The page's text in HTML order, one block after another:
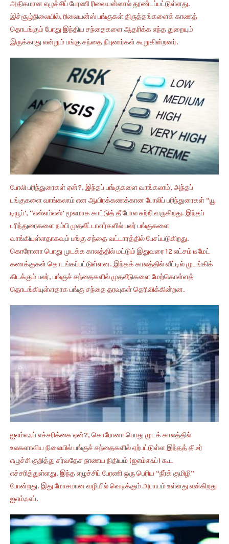
அதிகமான எழுச்சிப் பேரணி ரிலையன்ஸால் தூண்டப்பட்டுள்ளது.
இச்சூழ்நிலையில், ரிலையன்ஸ் பங்குகள் திருத்தங்களைக் காணத்
தொடங்கும் போது இந்திய சந்தைகளை ஆதரிக்க எந்த துறையும்
இருக்காது என்றும் பங்கு சந்தை நிபுணர்கள் கூறுகின்றனர்.
போலி பரிந்துரைகள் ஏன்?, இந்தப் பங்குகளை வாங்கலாம், அந்தப்
பங்குகளை வாங்கலாம் என ஆயிரக்கணக்கான போலிப் பரிந்துரைகள் “யூ
டியூப்’, “எஸ்எம்எஸ்’ மூலமாக காட்டுத் தீ போல சுற்றி வருகிறது. இந்தப்
பரிந்துரைகளை நம்பி முதலீட்டாளர்களில் பலர் பங்குகளை
வாங்கியுள்ளதாகவும் பங்கு சந்தை வட்டாரத்தில் பேசப்படுகிறது.
கொரோனா பொது முடக்க காலத்தில் மட்டும் இதுவரை 12 லட்சம் டீமேட்
கணக்குகள் தொடங்கப்பட்டுள்ளன. இந்தக் காலத்தில் வீட்டில் முடங்கிக்
கிடக்கும் பலர், பங்குச் சந்தைகளில் முதலீடுகளை மேற்கொள்ளத்
தொடங்கியுள்ளதாக பங்கு சந்தை தரவுகள் தெரிவிக்கின்றன.
ஐஎம்எஃப் எச்சரிக்கை ஏன்?, கொரோனா பொது முடக் காலத்தில்
உலகளாவிய நிலையில் பங்குச் சந்தைகளில் ஏற்பட்டுள்ள இந்தத் திடீர்
எழுச்சி குறித்து சர்வதேச நாணய நிதியம் (ஐஎம்எஃப்) கூட
எச்சரித்துள்ளது. இந்த எழுச்சிப் பேரணி ஒரு பெரிய “நீர்க் குமிழி”
போன்றது. இது மோசமான வழியில் வெடிக்கும் அபாயம் உள்ளது என்கிறது
ஐஎம்ஃஎப்.